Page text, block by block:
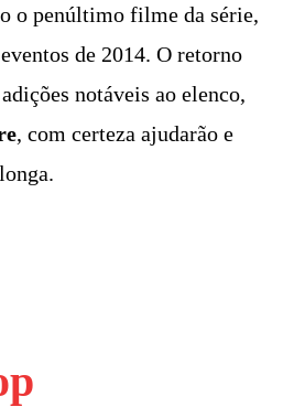
o penúltimo filme da série,
de 2014. O retorno
notáveis ao elenco,
, com certeza ajudarão e